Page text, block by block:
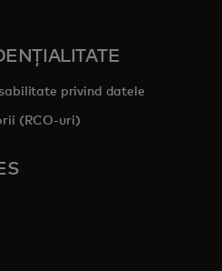
privind datele
(RCO-uri)
tab
a new tab
in a new tab